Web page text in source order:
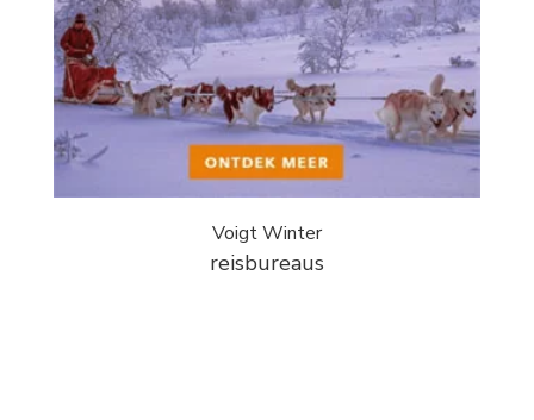
Voigt Winter
reisbureaus